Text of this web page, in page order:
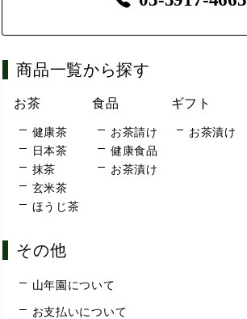
商品一覧から探す
お茶
健康茶
日本茶
抹茶
玄米茶
ほうじ茶
食品
お茶請け
健康食品
お茶漬け
ギフト
お茶漬け
その他
山年園について
お支払いについて